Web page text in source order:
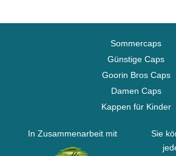
Sommercaps
Günstige Caps
Goorin Bros Caps
Damen Caps
Kappen für Kinder
In Zusammenarbeit mit
Sie